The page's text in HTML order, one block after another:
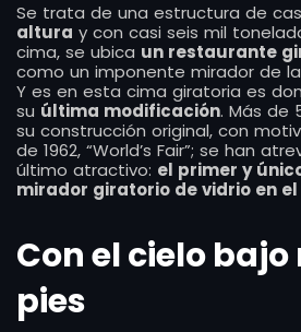
Se trata de una estructura de
altura y con casi seis mil
cima, se ubica un restaurante
como un imponente mirador de
Y es en esta cima giratoria es
su última modificación. Más de
su construcción original, con
de 1962, “World’s Fair”; se han
último atractivo: el primer y
mirador giratorio de vidrio en
Con el cielo
pies